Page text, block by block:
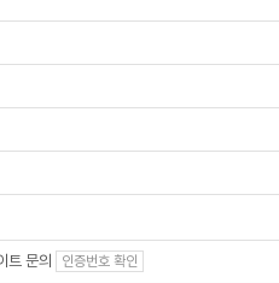
트 문의 인증번호 확인